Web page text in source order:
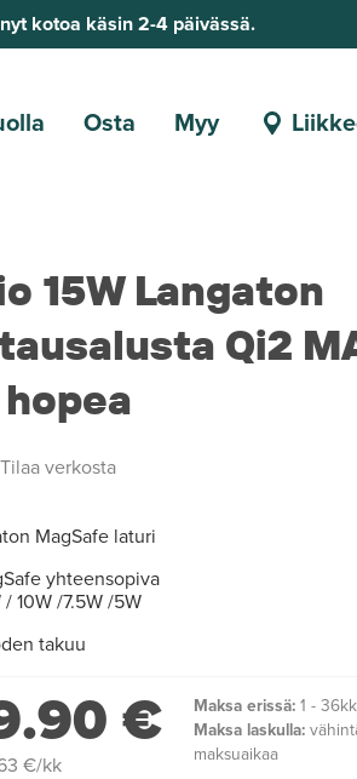
kotoa käsin 2-4 päivässä.
Osta Myy
15W Langaton
Qi2
Tilaa verkosta
MagSafe laturi
yhteensopiva
/ 10W /7.5W /5W
takuu
€
€/kk
Maksa erissä:1 -
Maksa laskulla:
maksuaikaa